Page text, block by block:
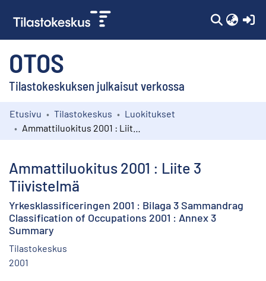
OTOS
Tilastokeskuksen julkaisut verkossa
Kokoelmat
Etusivu Tilastokeskus
Luokitukset
Ammattiluokitus 2001 : Liite 3
Tiivistelmä
Yrkesklassificeringen 2001 : Bilaga 3 Sammandrag
Classification of Occupations 2001 : Annex 3
Summary
Tilastokeskus
2001